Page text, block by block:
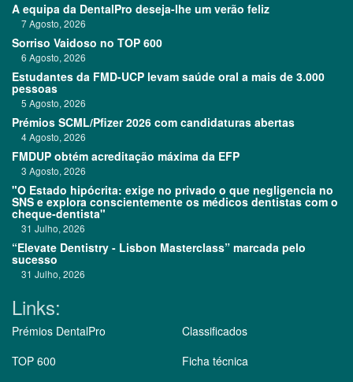
A equipa da DentalPro deseja-lhe um verão feliz
7 Agosto, 2026
Sorriso Vaidoso no TOP 600
6 Agosto, 2026
Estudantes da FMD-UCP levam saúde oral a mais de 3.000
pessoas
5 Agosto, 2026
Prémios SCML/Pfizer 2026 com candidaturas abertas
4 Agosto, 2026
FMDUP obtém acreditação máxima da EFP
3 Agosto, 2026
"O Estado hipócrita: exige no privado o que negligencia no
SNS e explora conscientemente os médicos dentistas com o
cheque-dentista"
31 Julho, 2026
“Elevate Dentistry - Lisbon Masterclass” marcada pelo
sucesso
31 Julho, 2026
Links:
Prémios DentalPro
TOP 600
Classificados
Ficha técnica